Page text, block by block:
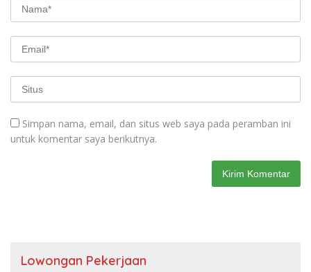
Simpan nama, email, dan situs web saya pada peramban ini
untuk komentar saya berikutnya.
Lowongan Pekerjaan